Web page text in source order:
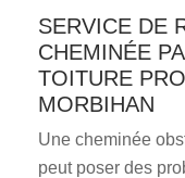
SERVICE DE
CHEMINÉE
TOITURE
MORBIHAN
Une cheminée
peut poser des